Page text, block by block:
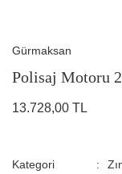
Gürmaksan
Polisaj Motoru
13.728,00 TL
Kategori